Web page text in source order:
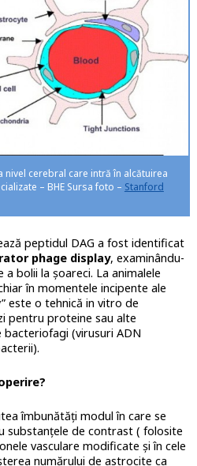
cerebral care intră în alcătuirea
– BHE Sursa foto – Stanford
peptidul DAG a fost identificat
phage display, examinându-
bolii la șoareci. La animalele
în momentele incipente ale
este o tehnică in vitro de
pentru proteine sau alte
(virusuri ADN
îmbunătăți modul în care se
substanțele de contrast ( folosite
vasculare modificate și în cele
numărului de astrocite ca